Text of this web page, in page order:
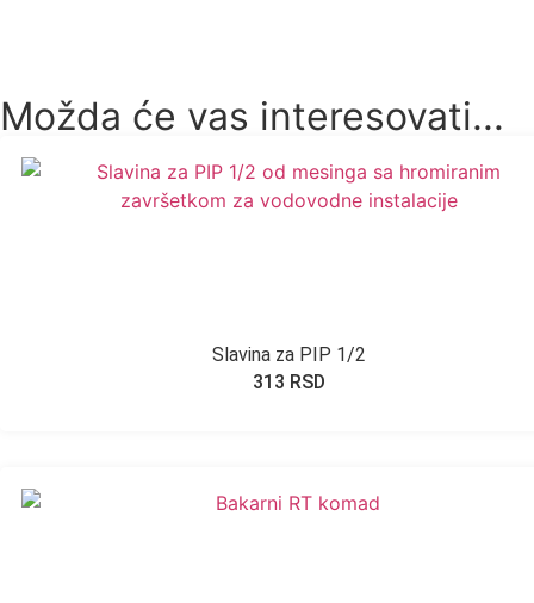
Možda će vas interesovati...
Slavina za PIP 1/2
313 RSD